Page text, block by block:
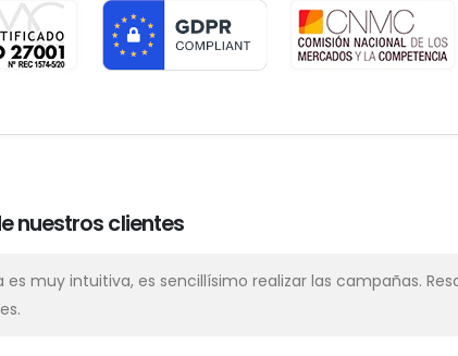
nuestros clientes
es muy intuitiva, es sencillísimo realizar las campañas.